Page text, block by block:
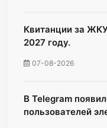
Квитанции за
2027 году.
07-08-2026
В Telegram
пользователей